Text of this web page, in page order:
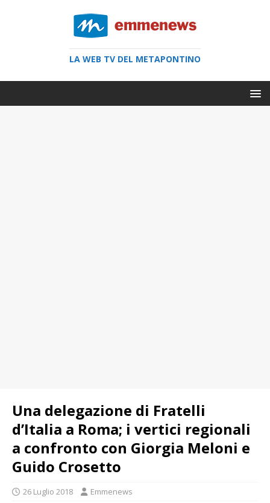
LA WEB TV DEL METAPONTINO
Una delegazione di Fratelli
d’Italia a Roma; i vertici regionali
a confronto con Giorgia Meloni e
Guido Crosetto
26 Luglio 2018 Emmenews